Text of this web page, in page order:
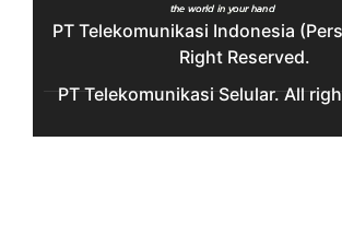
PT Telekomunikasi Indonesia
Right Reserved.
PT Telekomunikasi Selular. All